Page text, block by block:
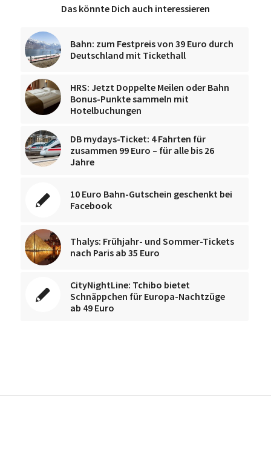
Das könnte Dich auch interessieren
Bahn: zum Festpreis von 39 Euro durch
Deutschland mit Tickethall
HRS: Jetzt Doppelte Meilen oder Bahn
Bonus-Punkte sammeln mit
Hotelbuchungen
DB mydays-Ticket: 4 Fahrten für
zusammen 99 Euro – für alle bis 26
Jahre
10 Euro Bahn-Gutschein geschenkt bei
Facebook
Thalys: Frühjahr- und Sommer-Tickets
nach Paris ab 35 Euro
CityNightLine: Tchibo bietet
Schnäppchen für Europa-Nachtzüge
ab 49 Euro